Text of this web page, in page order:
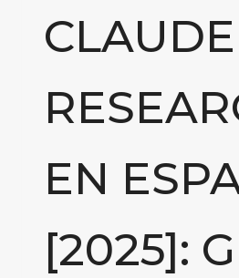
CLAUDE
EN
[2025]: